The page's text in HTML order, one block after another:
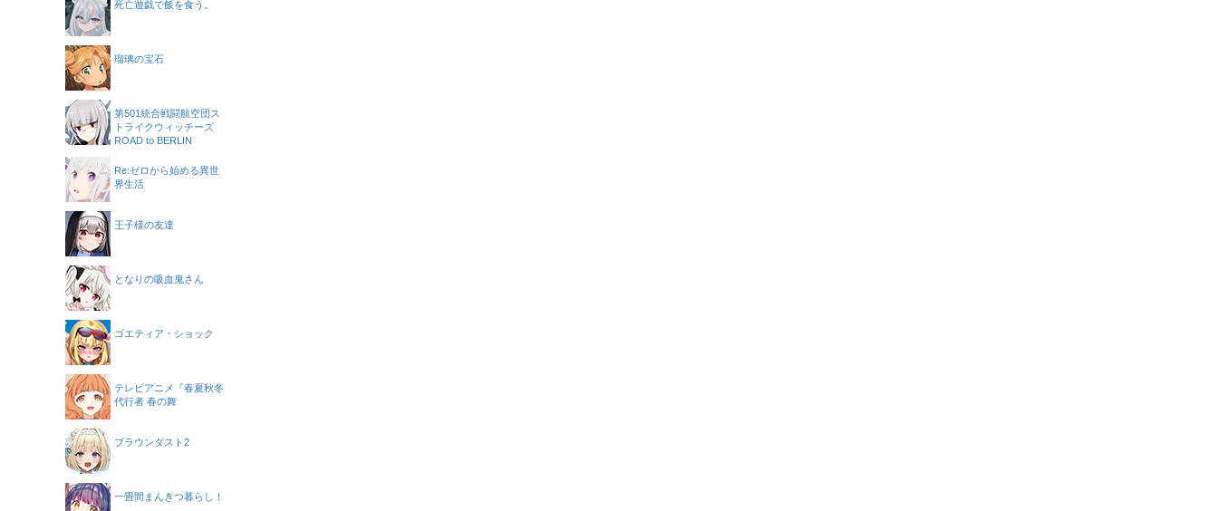
死亡遊戯で飯を食う。
瑠璃の宝石
第501統合戦闘航空団ス
トライクウィッチーズ
ROAD to BERLIN
Re:ゼロから始める異世
界生活
王子様の友達
となりの吸血鬼さん
ゴエティア・ショック
テレビアニメ『春夏秋冬
代行者 春の舞
ブラウンダスト2
一畳間まんきつ暮らし！